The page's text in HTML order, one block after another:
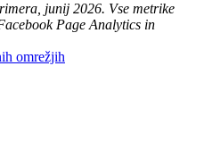
junij 2026. Vse metrike
Page Analytics in
omrežjih